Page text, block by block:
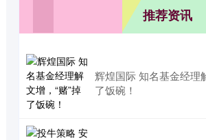
推荐资讯
辉煌国际 知名基金经理
了饭碗！